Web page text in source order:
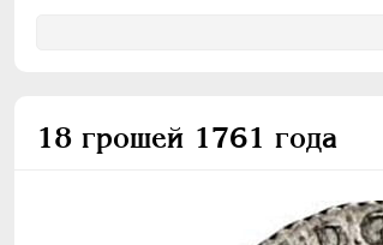
18 грошей 1761 года